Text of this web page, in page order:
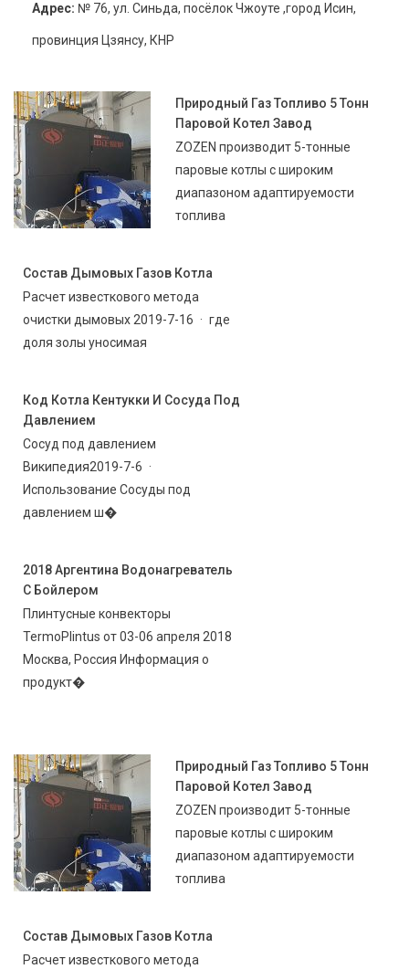
Адрес: № 76, ул. Синьда, посёлок Чжоуте ,город Исин,
провинция Цзянсу, КНР
Природный Газ Топливо 5 Тонн
Паровой Котел Завод
ZOZEN производит 5-тонные
паровые котлы с широким
диапазоном адаптируемости
топлива
Состав Дымовых Газов Котла
Расчет известкового метода
очистки дымовых 2019-7-16 · где
доля золы уносимая
Код Котла Кентукки И Сосуда Под
Давлением
Сосуд под давлением
Википедия2019-7-6 ·
Использование Сосуды под
давлением ш�
2018 Аргентина Водонагреватель
С Бойлером
Плинтусные конвекторы
TermoPlintus от 03-06 апреля 2018
Москва, Россия Информация о
продукт�
Природный Газ Топливо 5 Тонн
Паровой Котел Завод
ZOZEN производит 5-тонные
паровые котлы с широким
диапазоном адаптируемости
топлива
Состав Дымовых Газов Котла
Расчет известкового метода